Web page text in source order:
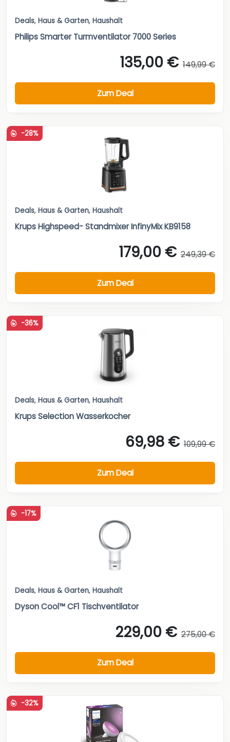
Deals, Haus & Garten, Haushalt
Philips Smarter Turmventilator 7000 Series
135,00 € 149,99 €
Zum Deal
-28%
Deals, Haus & Garten, Haushalt
Krups Highspeed- Standmixer InfinyMix KB9158
179,00 € 249,39 €
Zum Deal
-36%
Deals, Haus & Garten, Haushalt
Krups Selection Wasserkocher
69,98 € 109,99 €
Zum Deal
-17%
Deals, Haus & Garten, Haushalt
Dyson Cool™ CF1 Tischventilator
229,00 € 275,00 €
Zum Deal
-32%